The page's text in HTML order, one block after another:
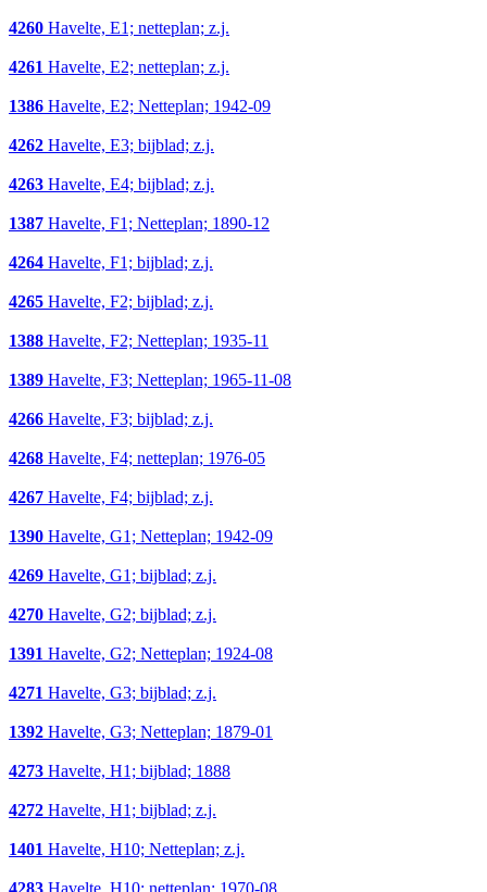
4260 Havelte, E1; netteplan; z.j.
4261 Havelte, E2; netteplan; z.j.
1386 Havelte, E2; Netteplan; 1942-09
4262 Havelte, E3; bijblad; z.j.
4263 Havelte, E4; bijblad; z.j.
1387 Havelte, F1; Netteplan; 1890-12
4264 Havelte, F1; bijblad; z.j.
4265 Havelte, F2; bijblad; z.j.
1388 Havelte, F2; Netteplan; 1935-11
1389 Havelte, F3; Netteplan; 1965-11-08
4266 Havelte, F3; bijblad; z.j.
4268 Havelte, F4; netteplan; 1976-05
4267 Havelte, F4; bijblad; z.j.
1390 Havelte, G1; Netteplan; 1942-09
4269 Havelte, G1; bijblad; z.j.
4270 Havelte, G2; bijblad; z.j.
1391 Havelte, G2; Netteplan; 1924-08
4271 Havelte, G3; bijblad; z.j.
1392 Havelte, G3; Netteplan; 1879-01
4273 Havelte, H1; bijblad; 1888
4272 Havelte, H1; bijblad; z.j.
1401 Havelte, H10; Netteplan; z.j.